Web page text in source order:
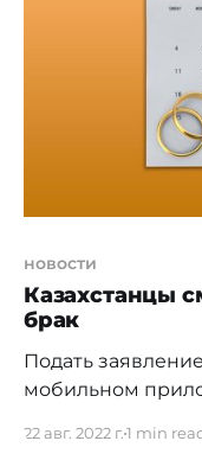
Мусин доложил,
увеличения
экономики
новости
Казахстанцы
брак
Подать
мобильном
брак через 15
22 авг. 2022 г.1 min